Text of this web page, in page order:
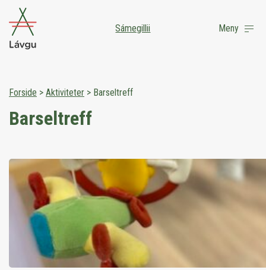
Sámegillii Meny
Forside > Aktiviteter > Barseltreff
Barseltreff